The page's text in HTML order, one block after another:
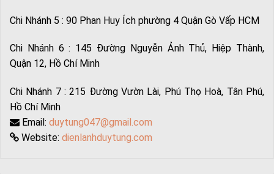
Chi Nhánh 5 : 90 Phan Huy Ích phường 4 Quận Gò Vấp HCM
Chi Nhánh 6 : 145 Đường Nguyễn Ảnh Thủ, Hiệp Thành,
Quận 12, Hồ Chí Minh
Chi Nhánh 7 : 215 Đường Vườn Lài, Phú Thọ Hoà, Tân Phú,
Hồ Chí Minh
Email: duytung047@gmail.com
Website: dienlanhduytung.com